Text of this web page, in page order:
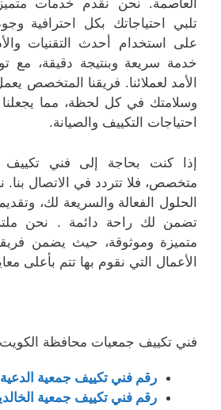
العاصمة. نحن نقدم خدمات
تلبي احتياجاتك بكل احترافية
على استخدام أحدث التقنيات
خدمة سريعة وبنتيجة دقيقة، مع
الأمد لعملائنا. فريقنا المتخصص
وسلامتك في كل لحظة، مما يجعلنا
احتياجات التكييف والصيانة.
إذا كنت بحاجة إلى فني تكييف
متخصص، فلا تتردد في الاتصال بنا.
الحلول الفعالة والسريعة لك،
تضمن لك راحة دائمة . نحن
متميزة وموثوقة، حيث يضمن
الأعمال التي نقوم بها تتم بأعلى
فني تكييف جمعيات محافظة
رقم فني تكييف جمعية الدعية
رقم فني تكييف جمعية